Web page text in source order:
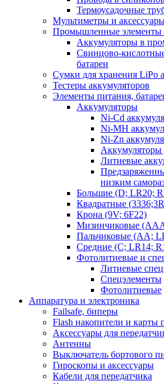
Термоусадочные
Мультиметры и
Промышленные элементы
Аккумуляторы в
Свинцово-
батареи
Сумки для хранения LiPo
Тестеры аккумуляторов
Элементы питания,
Аккумуляторы
Ni-Cd
Ni-MH
Ni-Zn
Аккумуляторы
Литиевые
низким
Большие (D; LR20;
Квадратные
Крона (9V; 6F22)
Мизинчиковые
Пальчиковые (AA;
Средние (C; LR14;
Фотолитиевые и
Литиевые
Спецэлементы
Фотолитиевые
Аппаратура и электроника
Failsafe, биперы
Flash накопители и карты
Аксессуары для
Антенны
Выключатель бортового
Гироскопы и аксессуары
Кабели для передатчика